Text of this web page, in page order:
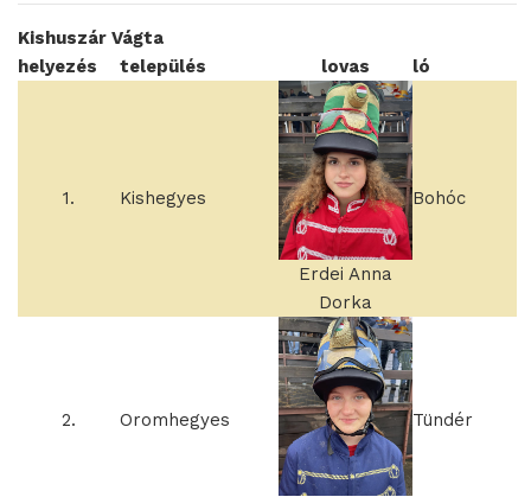
Kishuszár Vágta
helyezés
település lovas ló
1. Kishegyes
Erdei Anna
Dorka
Bohóc
2. Oromhegyes Tündér